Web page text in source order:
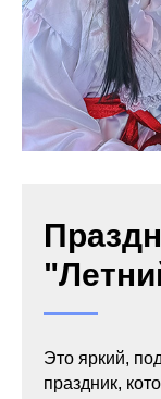
Это яркий,
праздник,